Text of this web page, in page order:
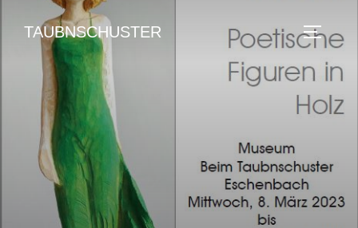
Inhalt
springen
TAUBNSCHUSTER